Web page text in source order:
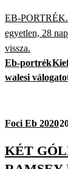
EB-PORTRÉK.
egyetlen, 28
vissza.
Eb-portrék
walesi
Foci Eb 2020
KÉT